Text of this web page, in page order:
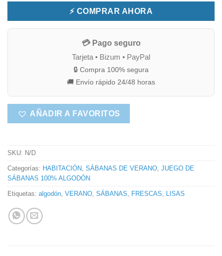
⚡ COMPRAR AHORA
💳 Pago seguro
Tarjeta • Bizum • PayPal
🔒 Compra 100% segura
🚚 Envío rápido 24/48 horas
AÑADIR A FAVORITOS
SKU: N/D
Categorías: HABITACIÓN, SÁBANAS DE VERANO, JUEGO DE
SÁBANAS 100% ALGODÓN
Etiquetas: algodón, VERANO, SÁBANAS, FRESCAS, LISAS